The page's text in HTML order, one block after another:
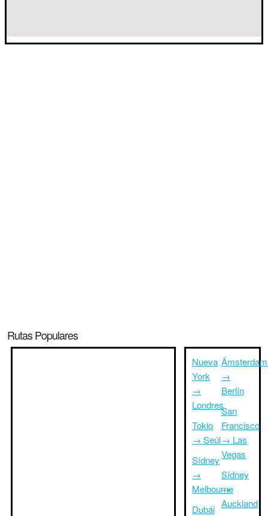
Rutas Populares
Nueva
York
→
Londres
Tokio
→ Seúl
Sídney
→
Melbourne
Dubái
Ámsterdam
→
Berlín
San
Francisco
→ Las
Vegas
Sídney
→
Auckland